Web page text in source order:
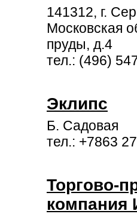
141312, г.
Московская
пруды, д.4
тел.: (496)
Эклипс
Б. Садовая
тел.: +7863
Торгово-